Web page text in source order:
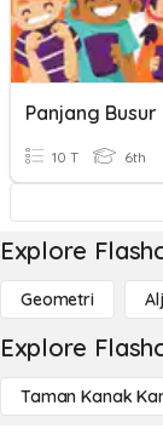
10 T 6th
Explore
Geometri
Explore
Taman Kanak